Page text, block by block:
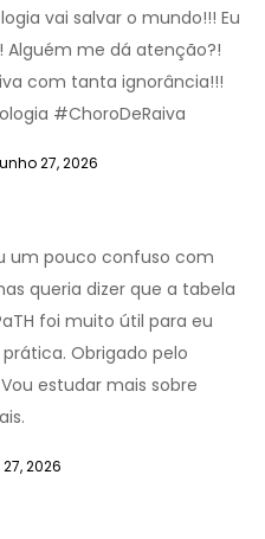
vai salvar o mundo!!! Eu
me dá atenção?!
com tanta ignorância!!!
#ChoroDeRaiva
27, 2026
um pouco confuso com
queria dizer que a tabela
foi muito útil para eu
Obrigado pelo
estudar mais sobre
2026